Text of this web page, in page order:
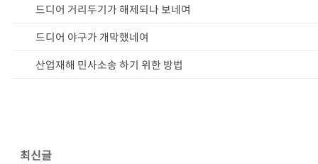
드디어 거리두기가 해제되나 보네여
드디어 야구가 개막했네여
산업재해 민사소송 하기 위한 방법
최신글